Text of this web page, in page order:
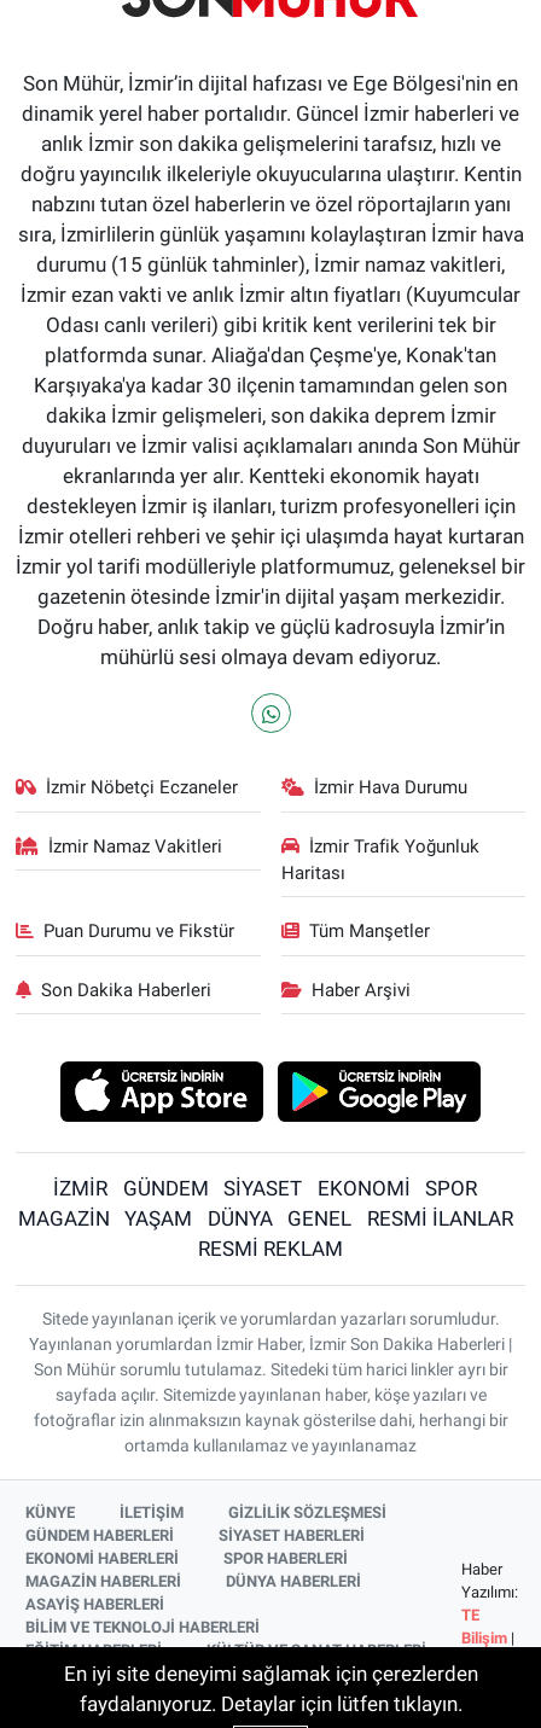
Son Mühür, İzmir’in dijital hafızası ve Ege Bölgesi'nin en
dinamik yerel haber portalıdır. Güncel İzmir haberleri ve
anlık İzmir son dakika gelişmelerini tarafsız, hızlı ve
doğru yayıncılık ilkeleriyle okuyucularına ulaştırır. Kentin
nabzını tutan özel haberlerin ve özel röportajların yanı
sıra, İzmirlilerin günlük yaşamını kolaylaştıran İzmir hava
durumu (15 günlük tahminler), İzmir namaz vakitleri,
İzmir ezan vakti ve anlık İzmir altın fiyatları (Kuyumcular
Odası canlı verileri) gibi kritik kent verilerini tek bir
platformda sunar. Aliağa'dan Çeşme'ye, Konak'tan
Karşıyaka'ya kadar 30 ilçenin tamamından gelen son
dakika İzmir gelişmeleri, son dakika deprem İzmir
duyuruları ve İzmir valisi açıklamaları anında Son Mühür
ekranlarında yer alır. Kentteki ekonomik hayatı
destekleyen İzmir iş ilanları, turizm profesyonelleri için
İzmir otelleri rehberi ve şehir içi ulaşımda hayat kurtaran
İzmir yol tarifi modülleriyle platformumuz, geleneksel bir
gazetenin ötesinde İzmir'in dijital yaşam merkezidir.
Doğru haber, anlık takip ve güçlü kadrosuyla İzmir’in
mühürlü sesi olmaya devam ediyoruz.
İzmir Nöbetçi Eczaneler İzmir Hava Durumu
İzmir Namaz Vakitleri
İzmir Trafik Yoğunluk
Haritası
Puan Durumu ve Fikstür Tüm Manşetler
Son Dakika Haberleri Haber Arşivi
İZMİR GÜNDEM SİYASET EKONOMİ
SPOR
MAGAZİN
YAŞAM DÜNYA GENEL
RESMİ İLANLAR
RESMİ REKLAM
Sitede yayınlanan içerik ve yorumlardan yazarları sorumludur.
Yayınlanan yorumlardan İzmir Haber, İzmir Son Dakika Haberleri |
Son Mühür sorumlu tutulamaz. Sitedeki tüm harici linkler ayrı bir
sayfada açılır. Sitemizde yayınlanan haber, köşe yazıları ve
fotoğraflar izin alınmaksızın kaynak gösterilse dahi, herhangi bir
ortamda kullanılamaz ve yayınlanamaz
KÜNYE İLETİŞİM
GİZLİLİK SÖZLEŞMESİ
GÜNDEM HABERLERİ
SİYASET HABERLERİ
EKONOMİ HABERLERİ
SPOR HABERLERİ
MAGAZİN HABERLERİ
DÜNYA HABERLERİ
ASAYİŞ HABERLERİ
BİLİM VE TEKNOLOJİ HABERLERİ
EĞİTİM HABERLERİ
KÜLTÜR VE SANAT HABERLERİ
SAĞLIK HABERLERİ
YAŞAM HABERLERİ
YEREL HABERLER
İZMİR HABERLERİ
SİNEMA VE TELEVİZYON HABERLERİ
Haber
Yazılımı:
TE
Bilişim |
© 2026
En iyi site deneyimi sağlamak için çerezlerden
faydalanıyoruz. Detaylar için lütfen tıklayın.